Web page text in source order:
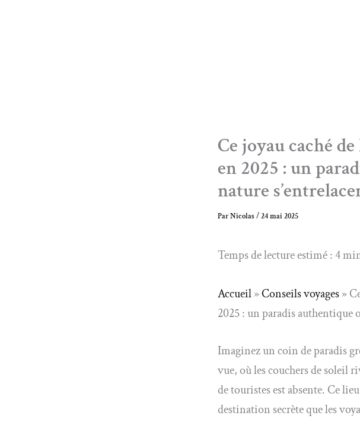
Ce joyau caché
en 2025 : un
nature
ParNicolas/24 mai 2025
Temps de lecture estimé : 4
Accueil»Conseils voyages»
2025 : un paradis authentique
Imaginez un coin de paradis
vue, où les couchers de soleil
de touristes est absente. Ce
destination secrète que les